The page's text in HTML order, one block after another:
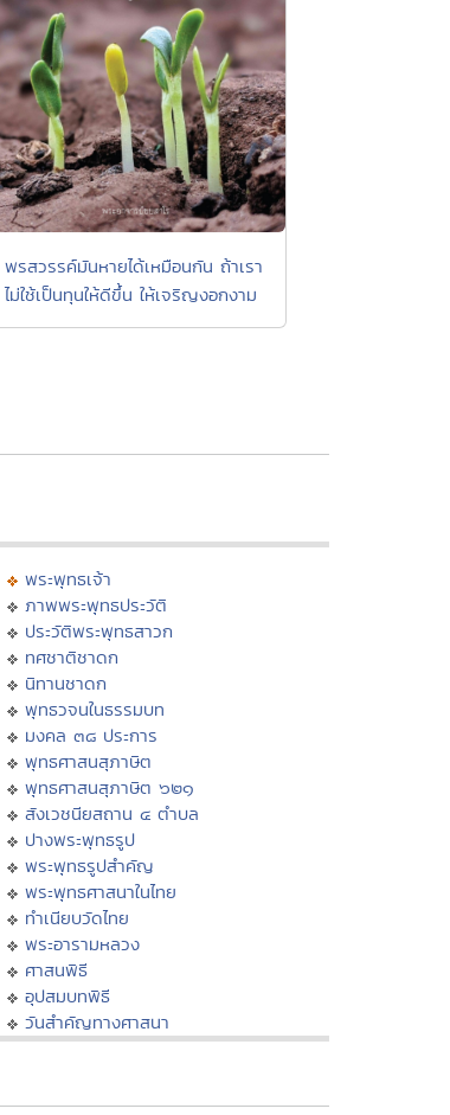
พรสวรรค์มันหายได้เหมือนกัน ถ้าเรา
ไม่ใช้เป็นทุนให้ดีขึ้น ให้เจริญงอกงาม
พระพุทธเจ้า
ภาพพระพุทธประวัติ
ประวัติพระพุทธสาวก
ทศชาติชาดก
นิทานชาดก
พุทธวจนในธรรมบท
มงคล ๓๘ ประการ
พุทธศาสนสุภาษิต
พุทธศาสนสุภาษิต ๖๒๑
สังเวชนียสถาน ๔ ตำบล
ปางพระพุทธรูป
พระพุทธรูปสำคัญ
พระพุทธศาสนาในไทย
ทำเนียบวัดไทย
พระอารามหลวง
ศาสนพิธี
อุปสมบทพิธี
วันสำคัญทางศาสนา